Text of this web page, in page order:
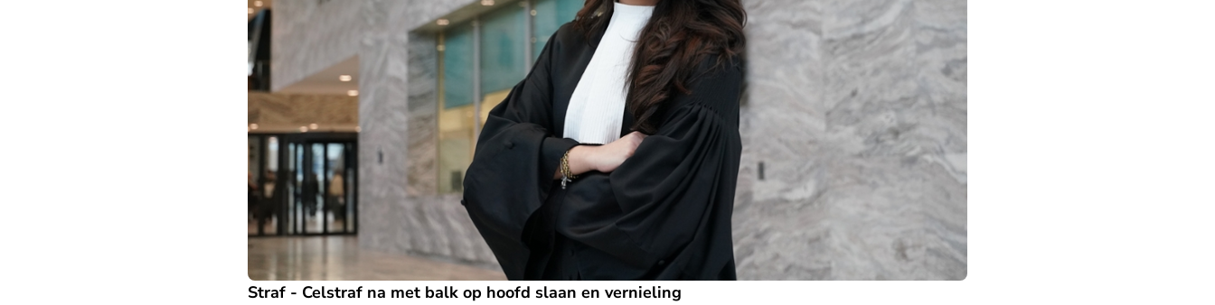
Straf - Celstraf na met balk op hoofd slaan en vernieling